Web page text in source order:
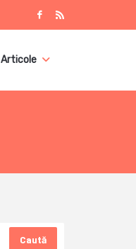
Articole
Caută